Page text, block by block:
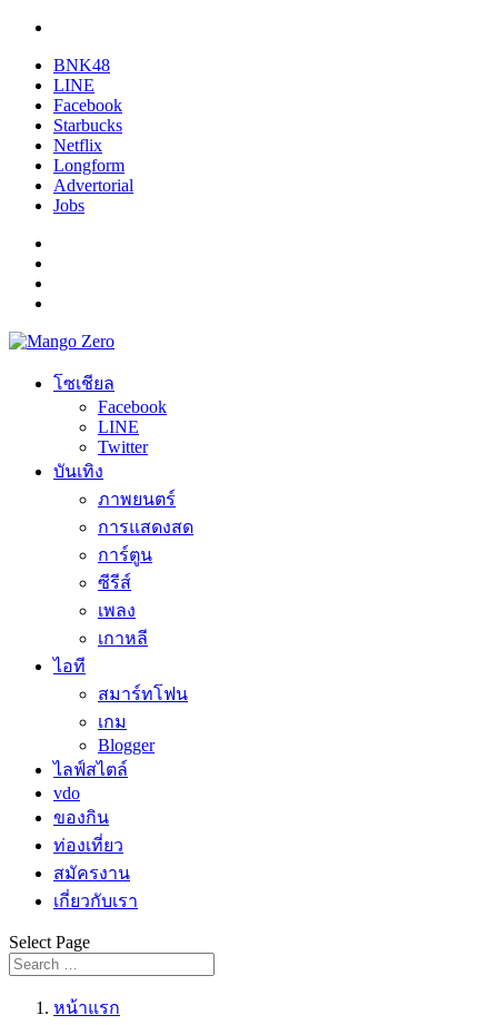
BNK48
LINE
Facebook
Starbucks
Netflix
Longform
Advertorial
Jobs
โซเชียล
Facebook
LINE
Twitter
บันเทิง
ภาพยนตร์
การแสดงสด
การ์ตูน
ซีรีส์
เพลง
เกาหลี
ไอที
สมาร์ทโฟน
เกม
Blogger
ไลฟ์สไตล์
vdo
ของกิน
ท่องเที่ยว
สมัครงาน
เกี่ยวกับเรา
Select Page
หน้าแรก